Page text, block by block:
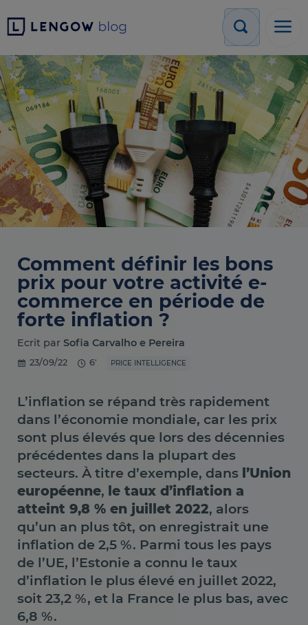
Comment définir les bons
prix pour votre activité e-
commerce en période de
forte inflation ?
Ecrit par Sofia Carvalho e Pereira
23/09/22 6' PRICE INTELLIGENCE
L’inflation se répand très rapidement
dans l’économie mondiale, car les prix
sont plus élevés que lors des décennies
précédentes dans la plupart des
secteurs. À titre d’exemple, dans l’Union
européenne, le taux d’inflation a
atteint 9,8 % en juillet 2022, alors
qu’un an plus tôt, on enregistrait une
inflation de 2,5 %. Parmi tous les pays
de l’UE, l’Estonie a connu le taux
d’inflation le plus élevé en juillet 2022,
soit 23,2 %, et la France le plus bas, avec
6,8 %.